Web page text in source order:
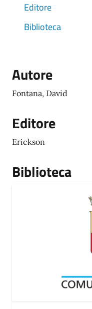
Editore
Biblioteca
Autore
Fontana, David
Editore
Erickson
Biblioteca